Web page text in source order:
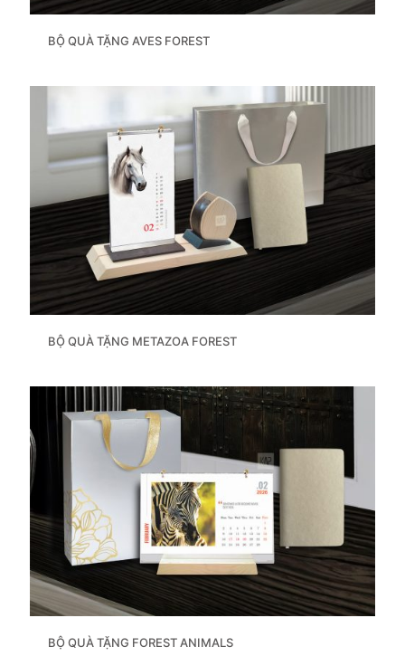
BỘ QUÀ TẶNG AVES FOREST
BỘ QUÀ TẶNG METAZOA FOREST
BỘ QUÀ TẶNG FOREST ANIMALS